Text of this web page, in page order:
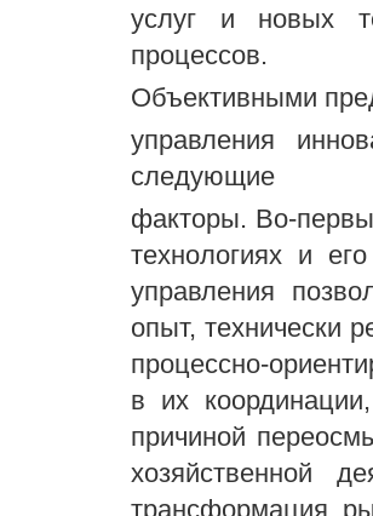
услуг и новых
процессов.
Объективными
управления
следующие
факторы. Во-
технологиях и
управления
опыт, технически
процессно-
в их
причиной
хозяйственной
трансформация